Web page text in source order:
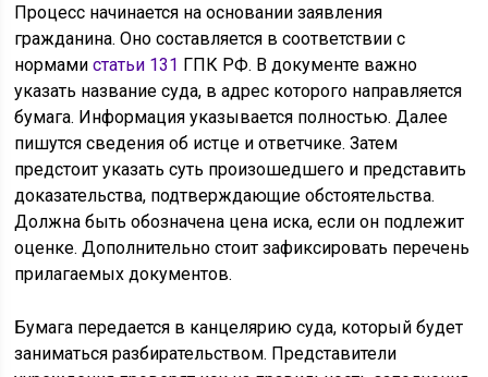
Процесс начинается на основании заявления
гражданина. Оно составляется в соответствии с
нормамистатьи 131 ГПК РФ. В документе важно
указать название суда, в адрес которого направляется
бумага. Информация указывается полностью. Далее
пишутся сведения об истце и ответчике. Затем
предстоит указать суть произошедшего и представить
доказательства, подтверждающие обстоятельства.
Должна быть обозначена цена иска, если он подлежит
оценке. Дополнительно стоит зафиксировать перечень
прилагаемых документов.
Бумага передается в канцелярию суда, который будет
заниматься разбирательством. Представители